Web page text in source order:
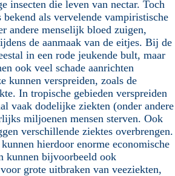
insecten die leven van nectar. Toch
bekend als vervelende vampiristische
andere menselijk bloed zuigen,
de aanmaak van de eitjes. Bij de
in een rode jeukende bult, maar
ook veel schade aanrichten
kunnen verspreiden, zoals de
In tropische gebieden verspreiden
vaak dodelijke ziekten (onder andere
miljoenen mensen sterven. Ook
verschillende ziektes overbrengen.
hierdoor enorme economische
kunnen bijvoorbeeld ook
grote uitbraken van veeziekten,